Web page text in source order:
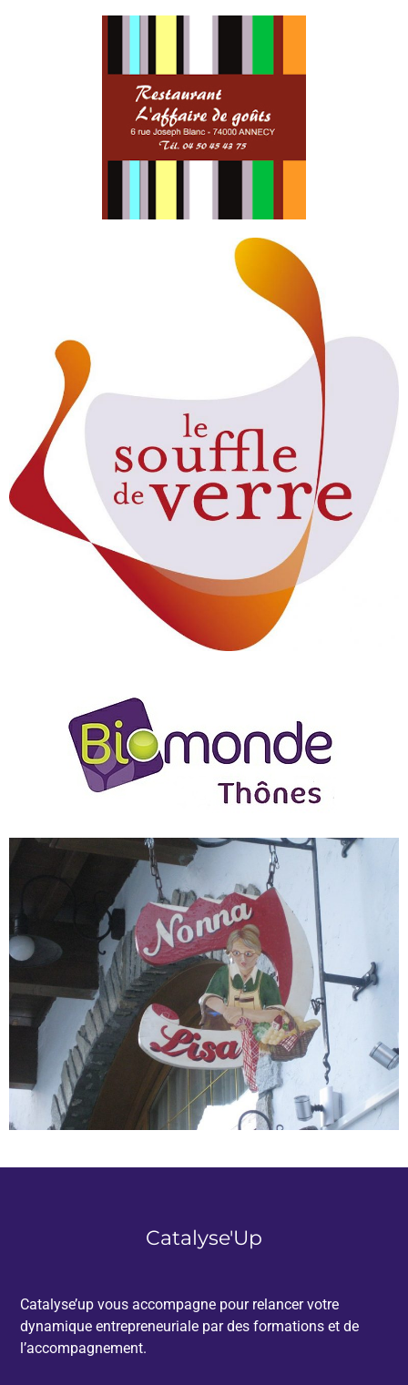
Catalyse'Up
Catalyse’up vous accompagne pour relancer votre
dynamique entrepreneuriale par des formations et de
l’accompagnement.